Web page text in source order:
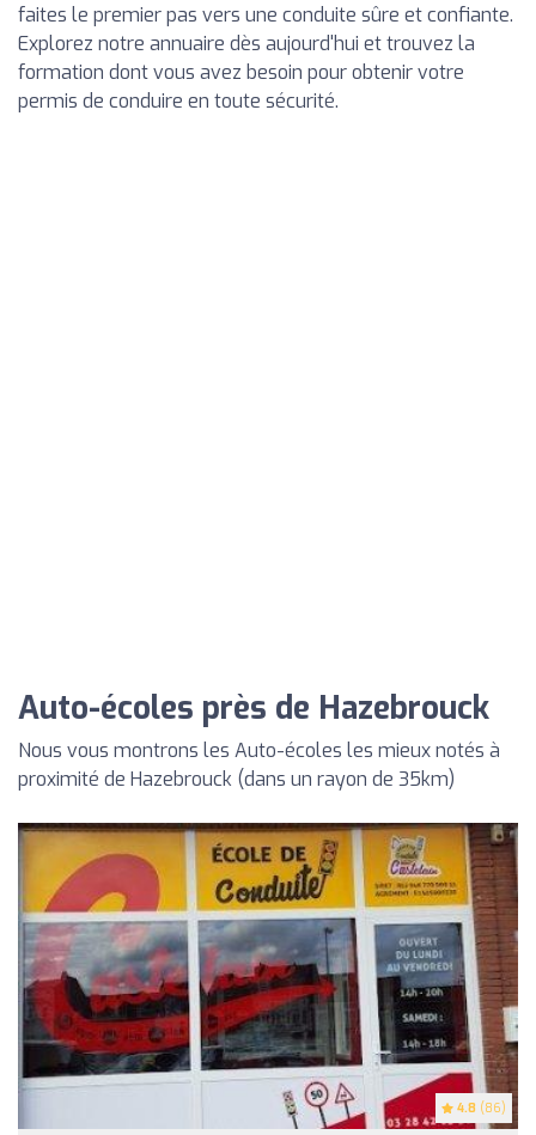
faites le premier pas vers une conduite sûre et confiante.
Explorez notre annuaire dès aujourd'hui et trouvez la
formation dont vous avez besoin pour obtenir votre
permis de conduire en toute sécurité.
Auto-écoles près de Hazebrouck
Nous vous montrons les Auto-écoles les mieux notés à
proximité de Hazebrouck (dans un rayon de 35km)
4.8 (86)